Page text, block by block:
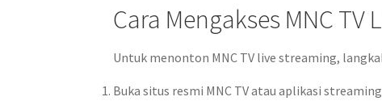
Cara Mengakses MNC TV
Untuk menonton MNC TV live streaming,
Buka situs resmi MNC TV atau aplikasi